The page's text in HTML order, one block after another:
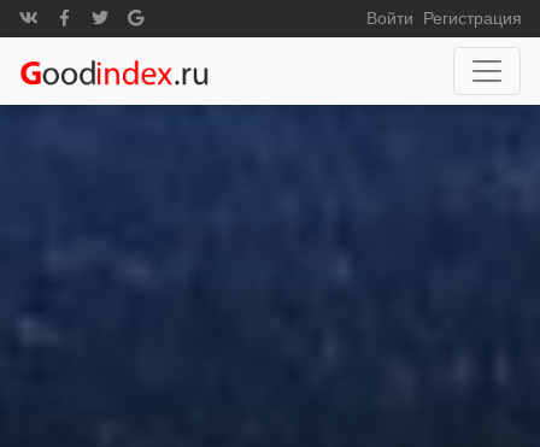
Войти Регистрация